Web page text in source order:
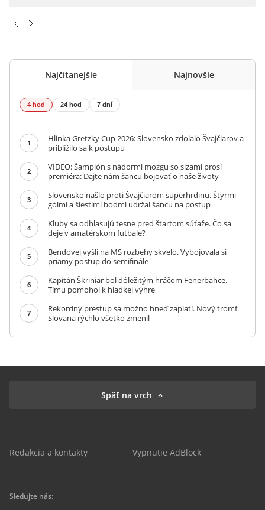
Najčítanejšie Najnovšie
4 hod 24 hod 7 dní
1
Hlinka Gretzky Cup 2026: Slovensko zdolalo Švajčiarov a
priblížilo sa k postupu
2
VIDEO: Šampión s nádormi mozgu so slzami prosí
premiéra: Dajte nám šancu bojovať o naše životy
3
Slovensko našlo proti Švajčiarom superhrdinu. Štyrmi
gólmi a šiestimi bodmi udržal šancu na postup
4
Kluby sa odhlasujú tesne pred štartom súťaže. Čo sa
deje v amatérskom futbale?
5
Bendovej vyšli na MS rozbehy skvelo. Vybojovala si
priamy postup do semifinále
6
Kapitán Škriniar bol dôležitým hráčom Fenerbahce.
Tímu pomohol k hladkej výhre
7
Rekordný prestup sa možno hneď zaplatí. Nový tromf
Slovana rýchlo všetko zmenil
Späť na vrch
Redakcia a kontakty Vypnutie AdBlock
Sledujte nás: